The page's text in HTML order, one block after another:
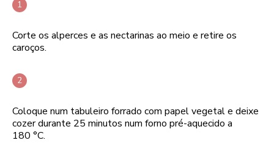
Corte os alperces e as nectarinas ao meio e retire os
caroços.
Coloque num tabuleiro forrado com papel vegetal e deixe
cozer durante 25 minutos num forno pré-aquecido a
180 °C.